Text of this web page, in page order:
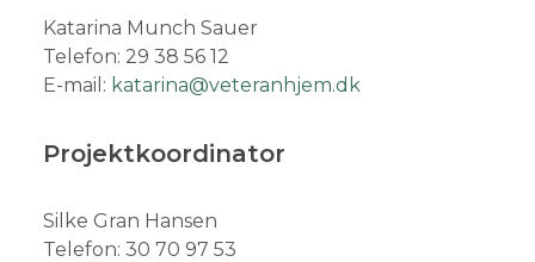
Katarina Munch Sauer
Telefon: 29 38 56 12
E-mail: katarina@veteranhjem.dk
Projektkoordinator
Silke Gran Hansen
Telefon: 30 70 97 53